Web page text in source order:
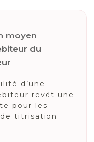
moyen
du
d’une
revêt une
pour les
titrisation